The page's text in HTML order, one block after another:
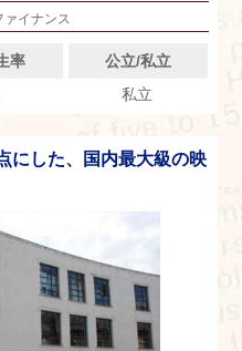
ァイナンス
率
公立/私立
私立
にした、国内最大級の映